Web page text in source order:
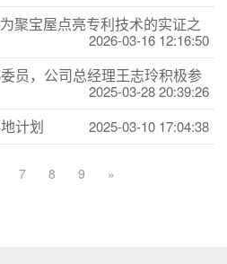
聚宝屋点亮专利技术的实证之
2026-03-16 12:16:50
员，公司总经理王志玲积极参
2025-03-28 20:39:26
计划 2025-03-10 17:04:38
7 8 9 »